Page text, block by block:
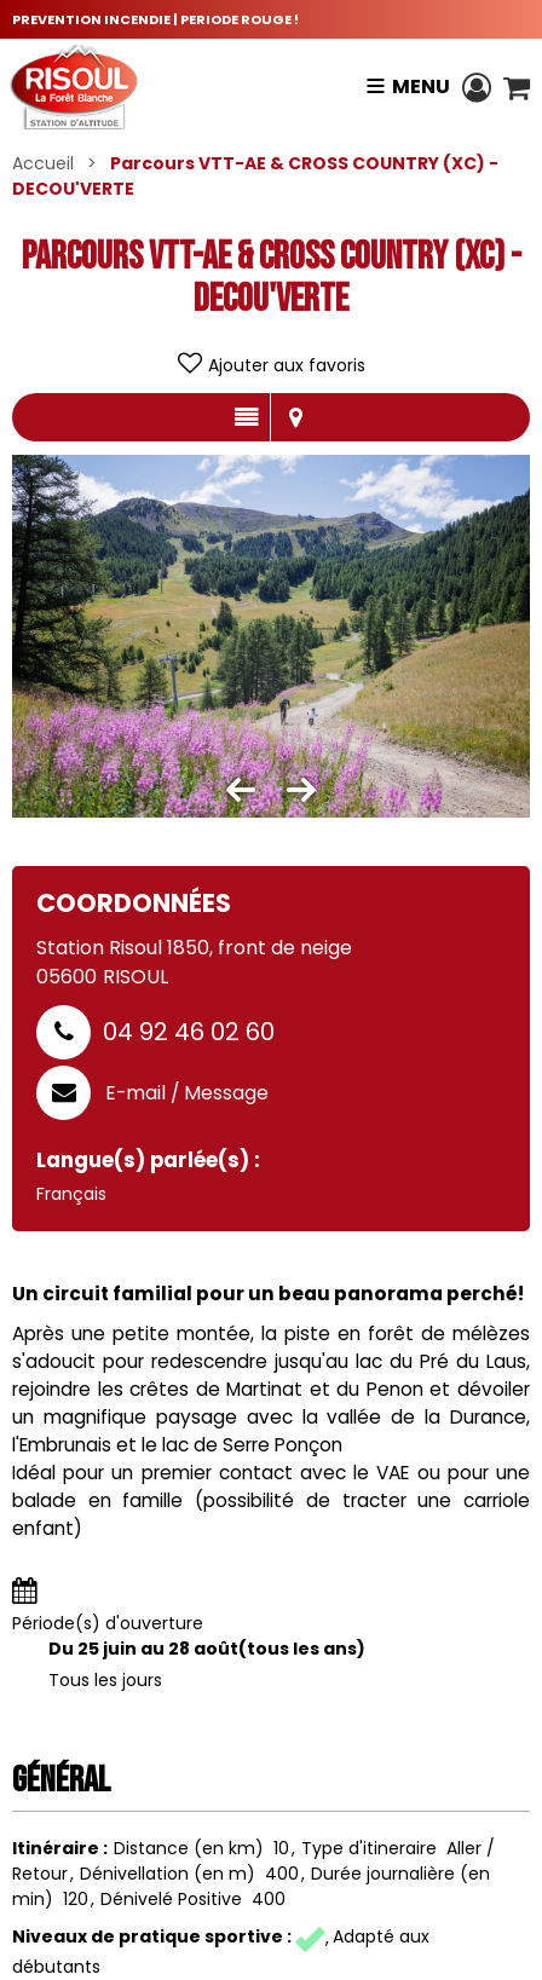
PREVENTION INCENDIE | PERIODE ROUGE !
MENU
Accueil >
Parcours VTT-AE & CROSS COUNTRY (XC) -
DECOU'VERTE
Parcours VTT-AE & CROSS COUNTRY (XC) -
DECOU'VERTE
Ajouter aux favoris
COORDONNÉES
Station Risoul 1850, front de neige
05600 RISOUL
04 92 46 02 60
E-mail / Message
Langue(s) parlée(s) :
Français
Un circuit familial pour un beau panorama perché!
Après une petite montée, la piste en forêt de mélèzes
s'adoucit pour redescendre jusqu'au lac du Pré du Laus,
rejoindre les crêtes de Martinat et du Penon et dévoiler
un magnifique paysage avec la vallée de la Durance,
l'Embrunais et le lac de Serre Ponçon
Idéal pour un premier contact avec le VAE ou pour une
balade en famille (possibilité de tracter une carriole
enfant)
Période(s) d'ouverture
Du 25 juin au 28 août(tous les ans)
Tous les jours
Général
Itinéraire : Distance (en km) 10 Type d'itineraire Aller /
Retour Dénivellation (en m) 400 Durée journalière (en
min) 120 Dénivelé Positive 400
Niveaux de pratique sportive :
Adapté aux
débutants